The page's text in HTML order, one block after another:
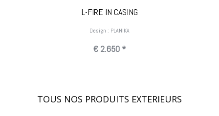
L-FIRE IN CASING
Design : PLANIKA
€ 2.650 *
TOUS NOS PRODUITS EXTERIEURS